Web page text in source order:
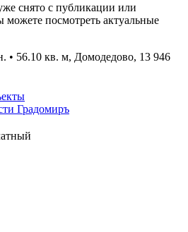
снято с публикации или
посмотреть актуальные
• 56.10 кв. м, Домодедово, 13 946